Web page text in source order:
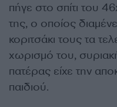
πήγε στο σπίτι του
της, ο οποίος
κοριτσάκι τους τα
χωρισμό του,
πατέρας είχε την
παιδιού.